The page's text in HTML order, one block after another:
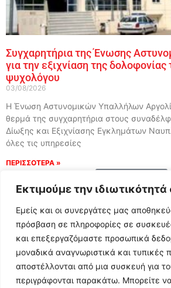
Εκτιμούμε την ιδιωτικότητά
Εμείς και οι συνεργάτες μας
πρόσβαση σε πληροφορίες σε
και επεξεργαζόμαστε προσωπικά
μοναδικά αναγνωριστικά και τυπικές
αποστέλλονται από μια συσκευή για
περιγράφονται παρακάτω. Μπορείτε
Συγχαρητήρια της Ένωσης
για την εξιχνίαση της
ψυχολόγου
03/08/2026
Η Ένωση Αστυνομικών Υπαλλήλων
θερμά της συγχαρητήρια στους
Δίωξης και Εξιχνίασης Εγκλημάτων
όλες τις υπηρεσίες
ΠΕΡΙΣΣΟΤΕΡΑ »